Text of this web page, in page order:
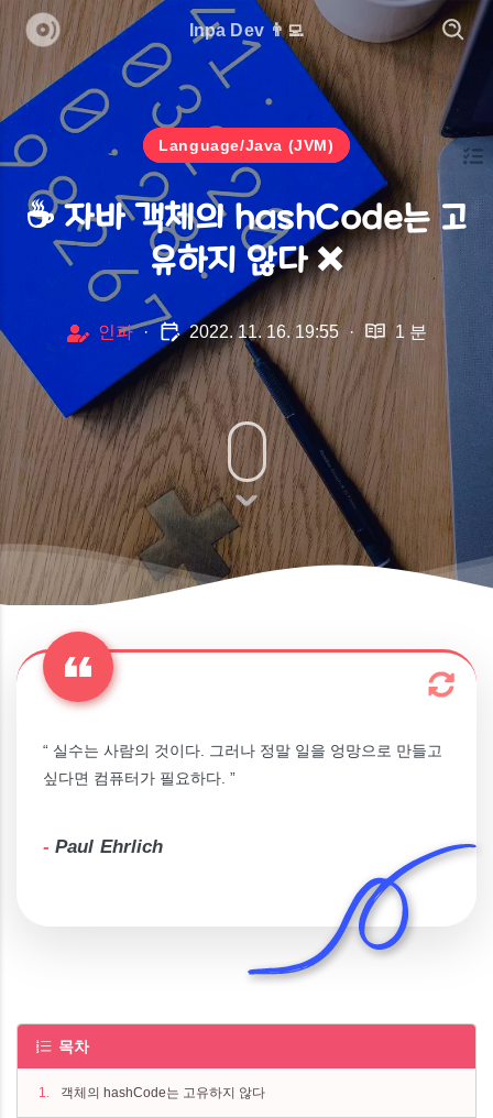
Language/Java (JVM)
☕ 자바 객체의 hashCode는 고
유하지 않다 ❌
인파 · 2022. 11. 16. 19:55 · 1 분
“ 실수는 사람의 것이다. 그러나 정말 일을 엉망으로 만들고
싶다면 컴퓨터가 필요하다. ”
- Paul Ehrlich
목차
객체의 hashCode는 고유하지 않다
Inpa Dev 👨‍💻